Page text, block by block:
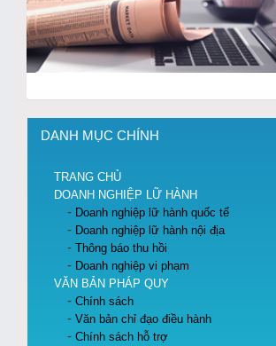
DANH MỤC CHÍNH
TRANG CHỦ
DOANH NGHIỆP LỮ HÀNH
Doanh nghiệp lữ hành quốc tế
Doanh nghiệp lữ hành nội địa
Thông báo thu hồi
Doanh nghiệp vi phạm
VĂN BẢN PHÁP QUY
Chính sách
Văn bản chỉ đạo điều hành
Chính sách hỗ trợ